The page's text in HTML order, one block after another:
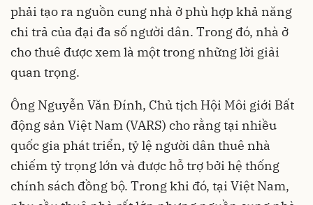
phải tạo ra nguồn cung nhà ở phù hợp khả năng
chi trả của đại đa số người dân. Trong đó, nhà ở
cho thuê được xem là một trong những lời giải
quan trọng.
Ông Nguyễn Văn Đính, Chủ tịch Hội Môi giới Bất
động sản Việt Nam (VARS) cho rằng tại nhiều
quốc gia phát triển, tỷ lệ người dân thuê nhà
chiếm tỷ trọng lớn và được hỗ trợ bởi hệ thống
chính sách đồng bộ. Trong khi đó, tại Việt Nam,